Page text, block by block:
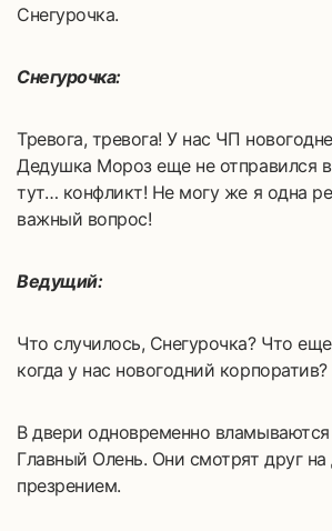
Снегурочка.
Снегурочка:
Тревога, тревога! У нас ЧП
Дедушка Мороз еще не отправился в
тут… конфликт! Не могу же я одна
важный вопрос!
Ведущий:
Что случилось, Снегурочка? Что
когда у нас новогодний корпоратив?
В двери одновременно
Главный Олень. Они смотрят друг на
презрением.